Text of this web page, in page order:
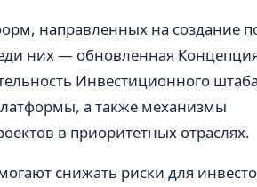
направленных на создание
них — обновленная
Инвестиционного
а также механизмы
в приоритетных отраслях.
снижать риски для